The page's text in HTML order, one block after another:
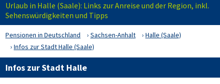
Urlaub in Halle (Saale): Links zur Anreise und der Region, inkl.
Sehenswürdigkeiten und Tipps
Pensionen in Deutschland Sachsen-Anhalt
Halle (Saale)
Infos zur Stadt Halle (Saale)
Infos zur Stadt Halle